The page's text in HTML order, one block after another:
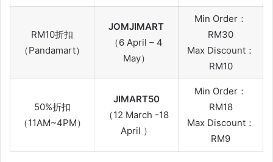
RM10折扣
（Pandamart）
JOMJIMART
（6 April – 4
May）
Min Order：
RM30
Max Discount：
RM10
50%折扣
（11AM~4PM）
JIMART50
（12 March -18
April ）
Min Order：
RM18
Max Discount：
RM9